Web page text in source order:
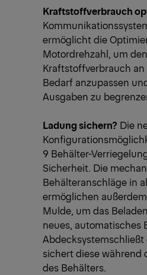
Kraftstoffverbrauch
ermöglicht die
Motordrehzahl, um den
Kraftstoffverbrauch
Bedarf anzupassen
Ausgaben zu
Ladung sichern? Die
9 Behälter-
Sicherheit. Die
Behälteranschläge in
ermöglichen
Mulde, um das
neues, automatisches
sichert diese während
des Behälters.